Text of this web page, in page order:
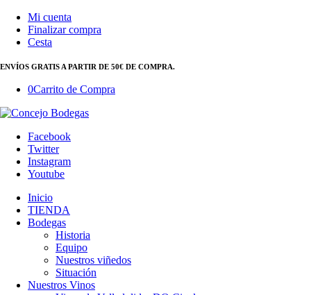
Mi cuenta
Finalizar compra
Cesta
ENVÍOS GRATIS A PARTIR DE 50€ DE COMPRA.
0Carrito de Compra
Facebook
Twitter
Instagram
Youtube
Inicio
TIENDA
Bodegas
Historia
Equipo
Nuestros viñedos
Situación
Nuestros Vinos